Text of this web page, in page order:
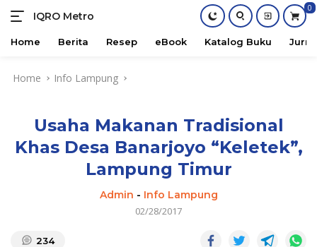
IQRO Metro
Lets
Bright
0
Home Berita Resep eBook Katalog Buku
Home Info Lampung
Usaha Makanan Tradisional
Khas Desa Banarjoyo “Keletek”,
Lampung Timur
Admin - Info Lampung
02/28/2017
234